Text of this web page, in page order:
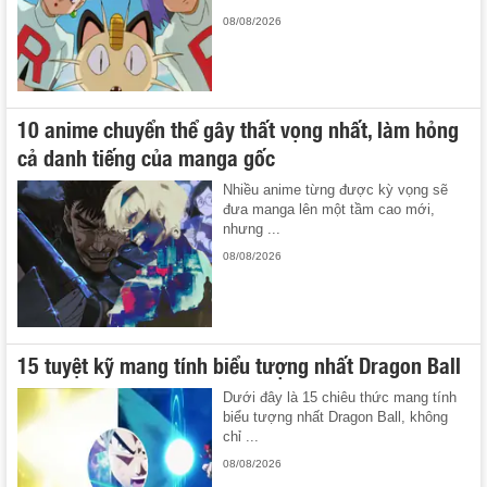
08/08/2026
10 anime chuyển thể gây thất vọng nhất, làm hỏng
cả danh tiếng của manga gốc
Nhiều anime từng được kỳ vọng sẽ
đưa manga lên một tầm cao mới,
nhưng ...
08/08/2026
15 tuyệt kỹ mang tính biểu tượng nhất Dragon Ball
Dưới đây là 15 chiêu thức mang tính
biểu tượng nhất Dragon Ball, không
chỉ ...
08/08/2026